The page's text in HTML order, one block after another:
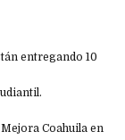
entregando 10
Coahuila en